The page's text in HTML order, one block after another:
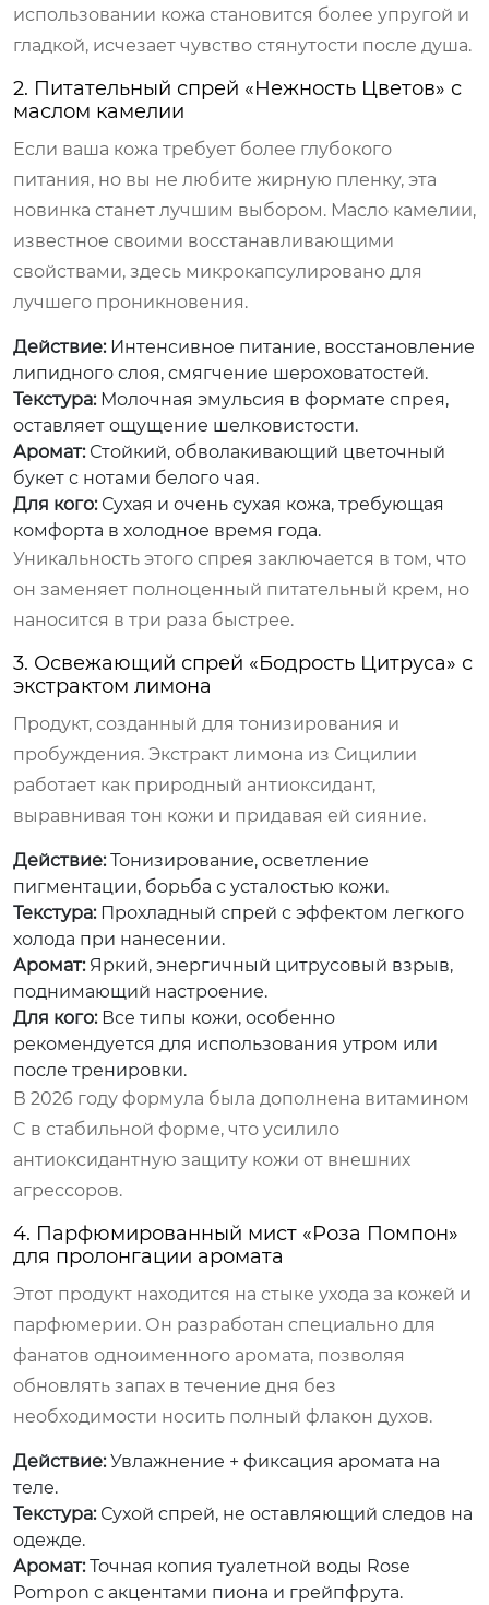
использовании кожа становится более упругой и
гладкой, исчезает чувство стянутости после душа.
2. Питательный спрей «Нежность Цветов» с
маслом камелии
Если ваша кожа требует более глубокого
питания, но вы не любите жирную пленку, эта
новинка станет лучшим выбором. Масло камелии,
известное своими восстанавливающими
свойствами, здесь микрокапсулировано для
лучшего проникновения.
Действие:Интенсивное питание, восстановление
липидного слоя, смягчение шероховатостей.
Текстура:Молочная эмульсия в формате спрея,
оставляет ощущение шелковистости.
Аромат:Стойкий, обволакивающий цветочный
букет с нотами белого чая.
Для кого:Сухая и очень сухая кожа, требующая
комфорта в холодное время года.
Уникальность этого спрея заключается в том, что
он заменяет полноценный питательный крем, но
наносится в три раза быстрее.
3. Освежающий спрей «Бодрость Цитруса» с
экстрактом лимона
Продукт, созданный для тонизирования и
пробуждения. Экстракт лимона из Сицилии
работает как природный антиоксидант,
выравнивая тон кожи и придавая ей сияние.
Действие:Тонизирование, осветление
пигментации, борьба с усталостью кожи.
Текстура:Прохладный спрей с эффектом легкого
холода при нанесении.
Аромат:Яркий, энергичный цитрусовый взрыв,
поднимающий настроение.
Для кого:Все типы кожи, особенно
рекомендуется для использования утром или
после тренировки.
В 2026 году формула была дополнена витамином
C в стабильной форме, что усилило
антиоксидантную защиту кожи от внешних
агрессоров.
4. Парфюмированный мист «Роза Помпон»
для пролонгации аромата
Этот продукт находится на стыке ухода за кожей и
парфюмерии. Он разработан специально для
фанатов одноименного аромата, позволяя
обновлять запах в течение дня без
необходимости носить полный флакон духов.
Действие:Увлажнение + фиксация аромата на
теле.
Текстура:Сухой спрей, не оставляющий следов на
одежде.
Аромат:Точная копия туалетной воды Rose
Pompon с акцентами пиона и грейпфрута.